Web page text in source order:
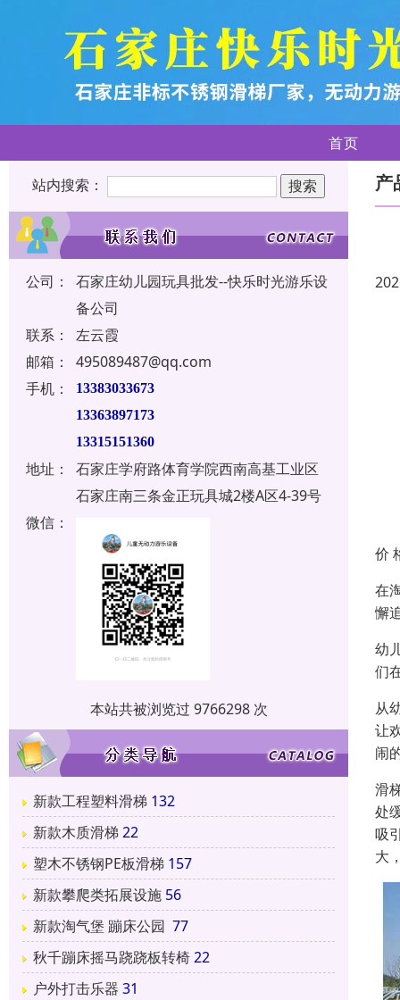
首页
站内搜索：
公司：
石家庄幼儿园玩具批发--快乐时光游乐设
备公司
联系：
左云霞
邮箱：
495089487@qq.com
手机：
13383033673
13363897173
13315151360
地址：
石家庄学府路体育学院西南高基工业区
石家庄南三条金正玩具城2楼A区4-39号
微信：
本站共被浏览过 9766298 次
新款工程塑料滑梯 132
新款木质滑梯 22
塑木不锈钢PE板滑梯 157
新款攀爬类拓展设施 56
新款淘气堡 蹦床公园 77
秋千蹦床摇马跷跷板转椅22
户外打击乐器 31
产
价
在
懈
幼
们
从
让
闹
滑
处
吸
大